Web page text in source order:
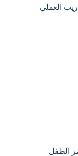
العملي
الطفل